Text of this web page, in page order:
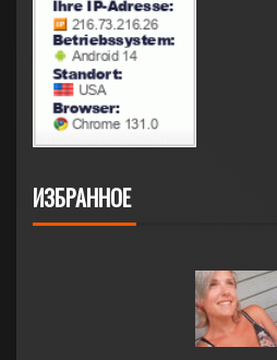
ИЗБРАННОЕ